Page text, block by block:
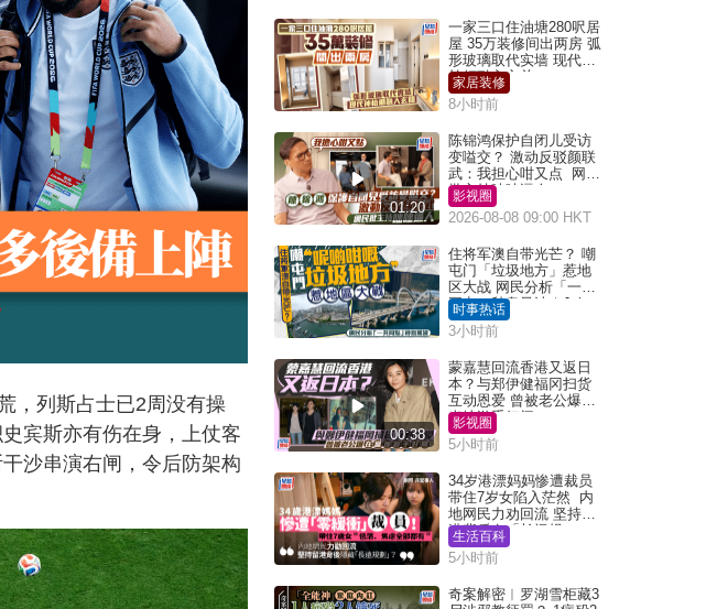
，列斯占士已2周没有操
宾斯亦有伤在身，上仗客
沙串演右闸，令后防架构
一家三口住油塘280呎居
屋 35万装修间出两房 弧
形玻璃取代实墙 现代神
枱柜融入玄关
家居装修
8小时前
01:20
陈锦鸿保护自闭儿受访
变嗌交？ 激动反驳颜联
武：我担心咁又点 网民
批主持咄咄逼人
影视圈
2026-08-08 09:00 HKT
住将军澳自带光芒？ 嘲
屯门「垃圾地方」惹地
区大战 网民分析「一共
同点」秒息风波｜Juicy
叮
时事热话
3小时前
00:38
蒙嘉慧回流香港又返日
本？与郑伊健福冈扫货
互动恩爱 曾被老公爆在
当地游手好闲
影视圈
5小时前
34岁港漂妈妈惨遭裁员
带住7岁女陷入茫然 内
地网民力劝回流 坚持留
港背后有「长远规
划」？
生活百科
5小时前
奇案解密︱罗湖雪柜藏3